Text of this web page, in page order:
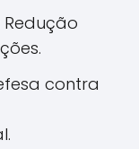
Redução
contra